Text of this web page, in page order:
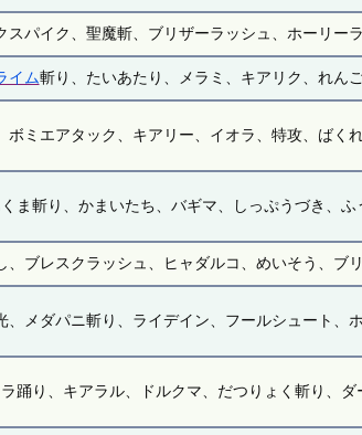
パイク、聖魔斬、ブリザーラッシュ、ホーリー
イム斬り、たいあたり、メラミ、キアリク、れん
ボミエアタック、キアリー、イオラ、特攻、ばく
ま斬り、かまいたち、バギマ、しっぷうづき、
、ブレスクラッシュ、ヒャダルコ、めいそう、ブ
、メダパニ斬り、ライデイン、フールシュート、
踊り、キアラル、ドルクマ、だつりょく斬り、